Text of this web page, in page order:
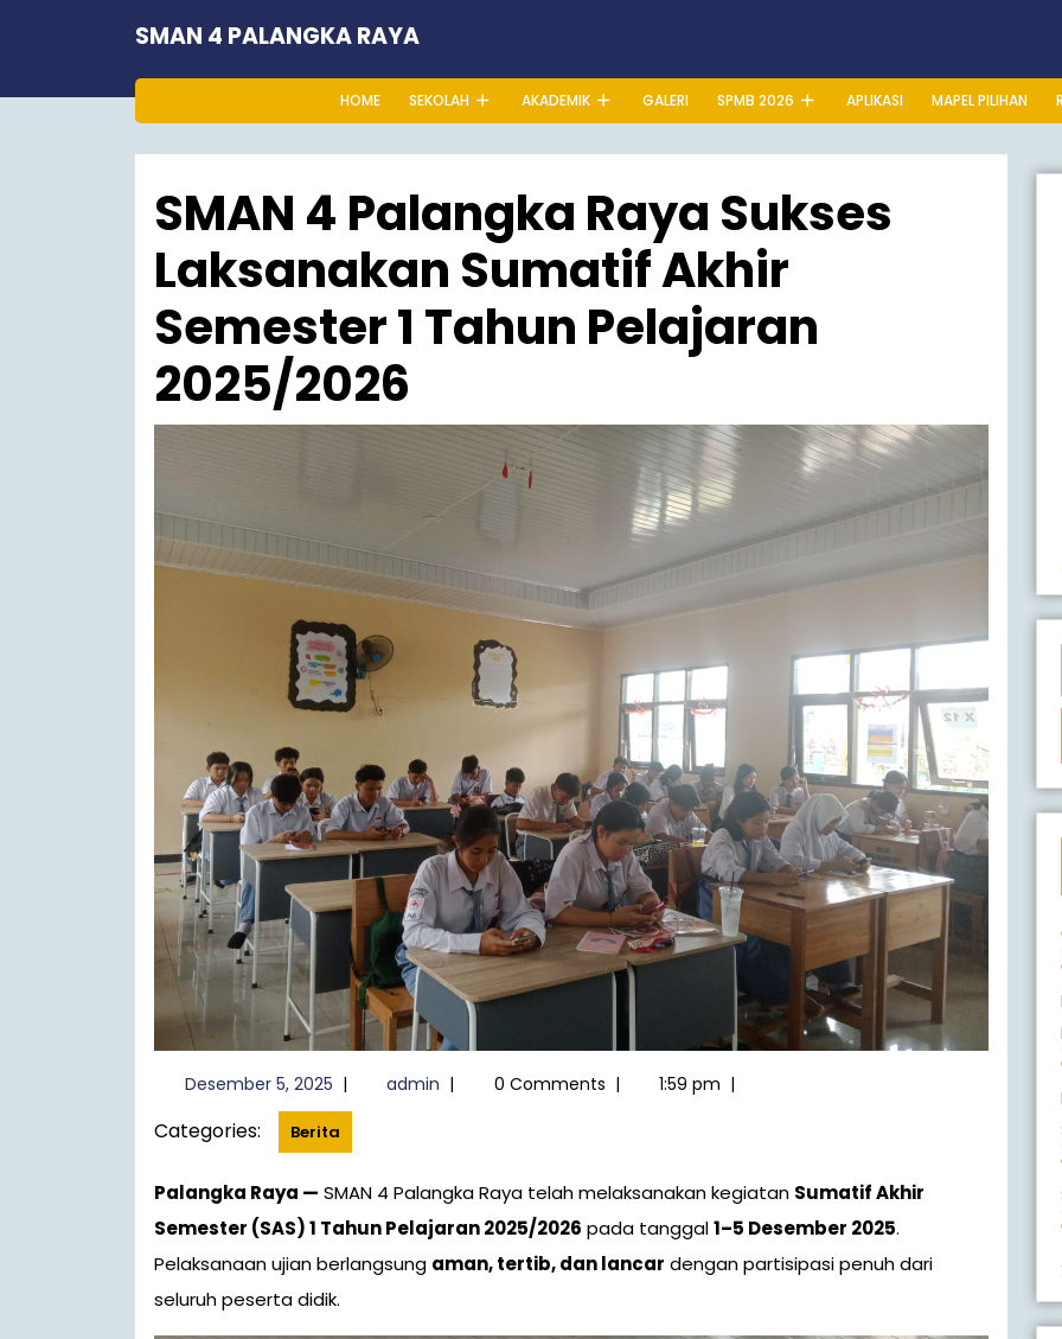
SMAN 4 PALANGKA RAYA
HOME SEKOLAH AKADEMIK GALERI SPMB 2026 APLIKASI MAPEL PILIHAN
SMAN 4 Palangka Raya Sukses
Laksanakan Sumatif Akhir
Semester 1 Tahun Pelajaran
2025/2026
Desember 5, 2025Desember
5,
2025
| admin admin
| 0 Comments | 1:59 pm |
Categories: Berita
Palangka Raya — SMAN 4 Palangka Raya telah melaksanakan kegiatan Sumatif Akhir
Semester (SAS) 1 Tahun Pelajaran 2025/2026 pada tanggal1–5 Desember 2025.
Pelaksanaan ujian berlangsung aman, tertib, dan lancar dengan partisipasi penuh dari
seluruh peserta didik.